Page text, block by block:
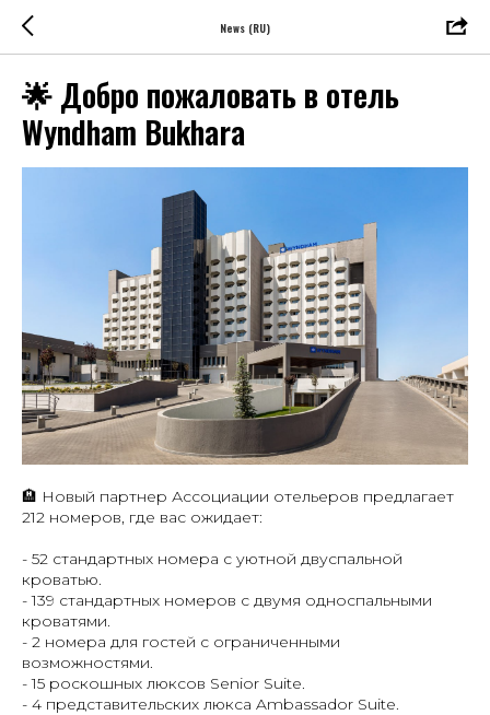
News (RU)
🌟 Добро пожаловать в отель
Wyndham Bukhara
🏨 Новый партнер Ассоциации отельеров предлагает
212 номеров, где вас ожидает:
- 52 стандартных номера с уютной двуспальной
кроватью.
- 139 стандартных номеров с двумя односпальными
кроватями.
- 2 номера для гостей с ограниченными
возможностями.
- 15 роскошных люксов Senior Suite.
- 4 представительских люкса Ambassador Suite.